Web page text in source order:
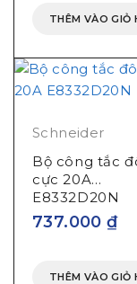
THÊM VÀO GIỎ
Schneider
Bộ công tắc
cực 20A
E8332D20N
737.000₫
THÊM VÀO GIỎ